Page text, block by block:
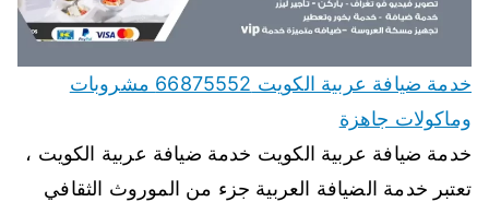
خدمة ضيافة عربية الكويت 66875552 مشروبات
وماكولات جاهزة
خدمة ضيافة عربية الكويت خدمة ضيافة عربية الكويت ،
تعتبر خدمة الضيافة العربية جزء من الموروث الثقافي